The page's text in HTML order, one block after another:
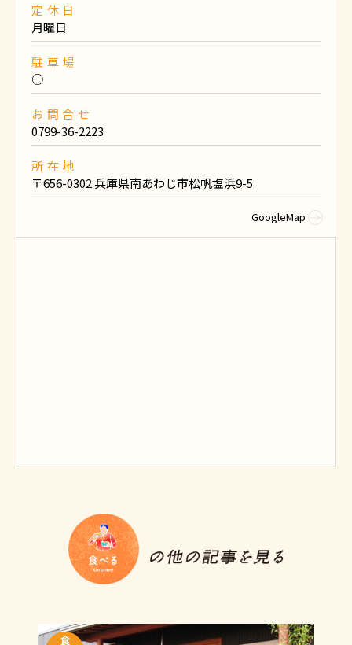
定休日
月曜日
駐車場
○
お問合せ
0799-36-2223
所在地
〒656-0302 兵庫県南あわじ市松帆塩浜9-5
GoogleMap